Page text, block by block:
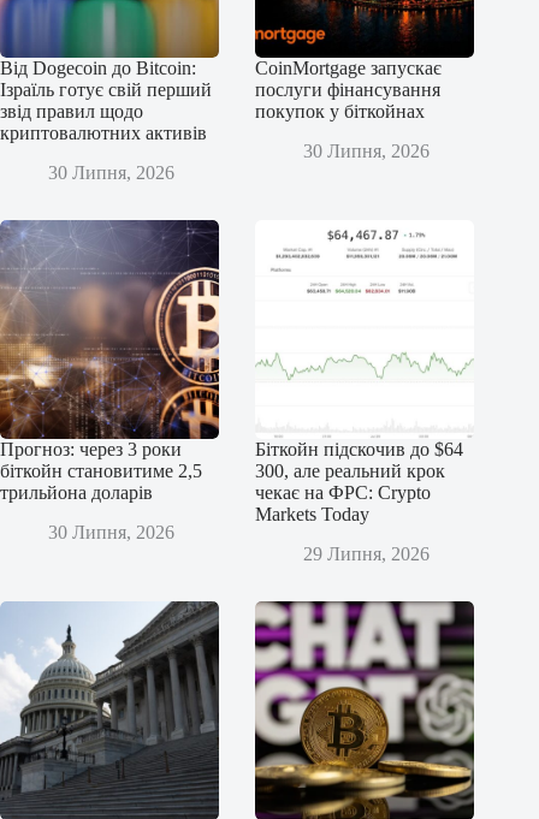
Від Dogecoin до Bitcoin:
Ізраїль готує свій перший
звід правил щодо
криптовалютних активів
30 Липня, 2026
CoinMortgage запускає
послуги фінансування
покупок у біткойнах
30 Липня, 2026
Прогноз: через 3 роки
біткойн становитиме 2,5
трильйона доларів
30 Липня, 2026
Біткойн підскочив до $64
300, але реальний крок
чекає на ФРС: Crypto
Markets Today
29 Липня, 2026